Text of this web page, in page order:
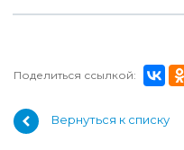
Поделиться ссылкой:
Вернуться к списку